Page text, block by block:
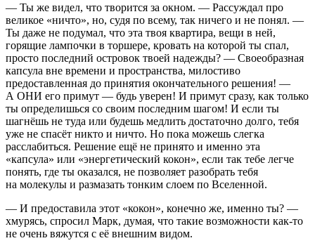
— Ты же видел, что творится за окном. — Рассуждал про
великое «ничто», но, судя по всему, так ничего и не понял. —
Ты даже не подумал, что эта твоя квартира, вещи в ней,
горящие лампочки в торшере, кровать на которой ты спал,
просто последний островок твоей надежды? — Своеобразная
капсула вне времени и пространства, милостиво
предоставленная до принятия окончательного решения! —
А ОНИ его примут — будь уверен! И примут сразу, как только
ты определишься со своим последним шагом! И если ты
шагнёшь не туда или будешь медлить достаточно долго, тебя
уже не спасёт никто и ничто. Но пока можешь слегка
расслабиться. Решение ещё не принято и именно эта
«капсула» или «энергетический кокон», если так тебе легче
понять, где ты оказался, не позволяет разобрать тебя
на молекулы и размазать тонким слоем по Вселенной.
— И предоставила этот «кокон», конечно же, именно ты? —
хмурясь, спросил Марк, думая, что такие возможности как-то
не очень вяжутся с её внешним видом.